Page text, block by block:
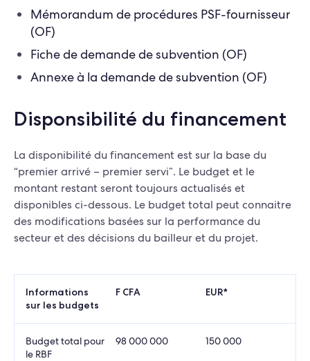
Mémorandum de procédures PSF-fournisseur
(OF)
Fiche de demande de subvention (OF)
Annexe à la demande de subvention (OF)
Disponsibilité du financement
La disponibilité du financement est sur la base du
“premier arrivé – premier servi”. Le budget et le
montant restant seront toujours actualisés et
disponibles ci-dessous. Le budget total peut connaitre
des modifications basées sur la performance du
secteur et des décisions du bailleur et du projet.
Informations
sur les budgets
F CFA EUR*
Budget total pour
le RBF
98 000 000 150 000